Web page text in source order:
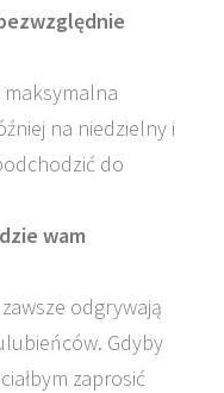
na niedzielny i
do
wam
odgrywają
Gdyby
zaprosić